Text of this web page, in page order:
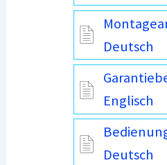
Deutsch
Englisch
Deutsch